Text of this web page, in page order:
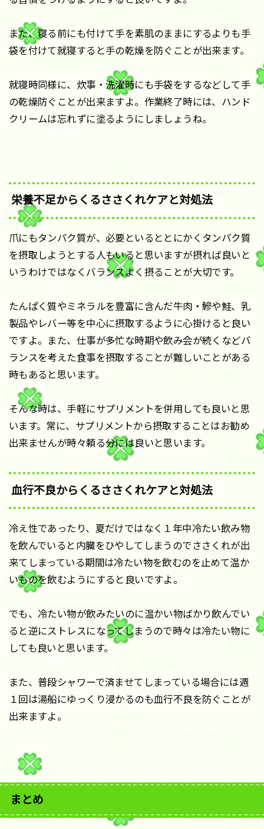
また、寝る前にも付けて手を素肌のままにするよりも手
袋を付けて就寝すると手の乾燥を防ぐことが出来ます。
就寝時同様に、炊事・洗濯時にも手袋をするなどして手
の乾燥防ぐことが出来ますよ。作業終了時には、ハンド
クリームは忘れずに塗るようにしましょうね。
栄養不足からくるささくれケアと対処法
爪にもタンパク質が、必要といるととにかくタンパク質
を摂取しようとする人もいると思いますが摂れば良いと
いうわけではなくバランスよく摂ることが大切です。
たんぱく質やミネラルを豊富に含んだ牛肉・鰺や鮭、乳
製品やレバー等を中心に摂取するように心掛けると良い
ですよ。また、仕事が多忙な時期や飲み会が続くなどバ
ランスを考えた食事を摂取することが難しいことがある
時もあると思います。
そんな時は、手軽にサプリメントを併用しても良いと思
います。常に、サプリメントから摂取することはお勧め
出来ませんが時々頼る分には良いと思います。
血行不良からくるささくれケアと対処法
冷え性であったり、夏だけではなく１年中冷たい飲み物
を飲んでいると内臓をひやしてしまうのでささくれが出
来てしまっている期間は冷たい物を飲むのを止めて温か
いものを飲むようにすると良いですよ。
でも、冷たい物が飲みたいのに温かい物ばかり飲んでい
ると逆にストレスになってしまうので時々は冷たい物に
しても良いと思います。
また、普段シャワーで済ませてしまっている場合には週
１回は湯船にゆっくり浸かるのも血行不良を防ぐことが
出来ますよ。
まとめ